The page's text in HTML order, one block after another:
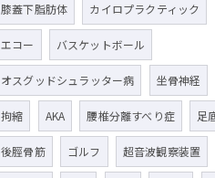
膝蓋下脂肪体 カイロプラクティック
エコー バスケットボール
オスグッドシュラッター病 坐骨神経
拘縮 AKA 腰椎分離すべり症 足
後脛骨筋 ゴルフ 超音波観察装置